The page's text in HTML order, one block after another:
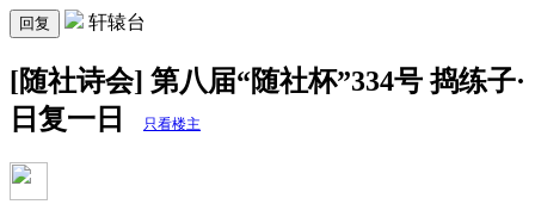
回复 轩辕台
[随社诗会] 第八届“随社杯”334号 捣练子·
日复一日
只看楼主